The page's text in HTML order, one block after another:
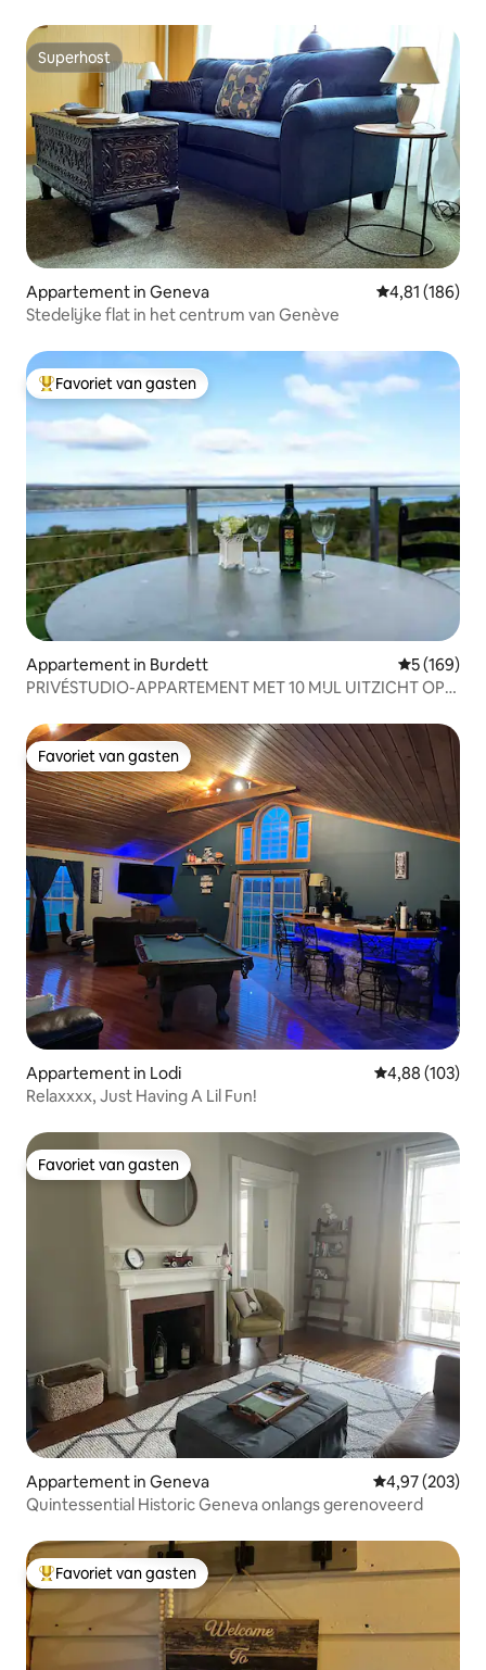
Superhost
Superhost
Appartement in Geneva Gemiddelde
4,81 (186)
Stedelijke flat in het centrum van Genève
Topfavoriet van gasten
Favoriet van gasten
Appartement in Burdett
5 (169)
PRIVÉSTUDIO-APPARTEMENT MET 10 MIJL UITZICHT OP
Favoriet van gasten
Favoriet van gasten
Appartement in Lodi Gemiddelde
4,88 (103)
Relaxxxx, Just Having A Lil Fun!
Favoriet van gasten
Favoriet van gasten
Appartement in Geneva Gemiddelde
4,97 (203)
Quintessential Historic Geneva onlangs gerenoveerd
Topfavoriet van gasten
Favoriet van gasten